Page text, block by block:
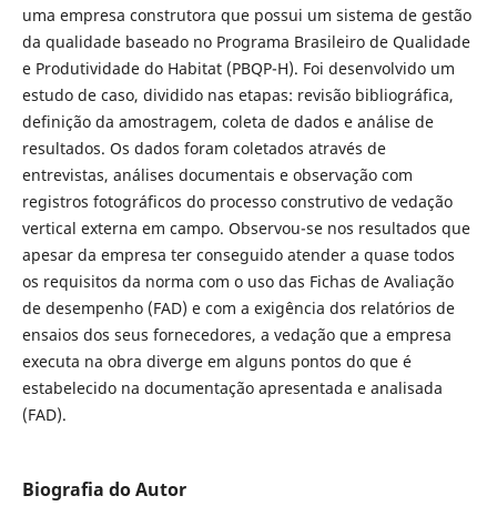
uma empresa construtora que possui um sistema de gestão
da qualidade baseado no Programa Brasileiro de Qualidade
e Produtividade do Habitat (PBQP-H). Foi desenvolvido um
estudo de caso, dividido nas etapas: revisão bibliográfica,
definição da amostragem, coleta de dados e análise de
resultados. Os dados foram coletados através de
entrevistas, análises documentais e observação com
registros fotográficos do processo construtivo de vedação
vertical externa em campo. Observou-se nos resultados que
apesar da empresa ter conseguido atender a quase todos
os requisitos da norma com o uso das Fichas de Avaliação
de desempenho (FAD) e com a exigência dos relatórios de
ensaios dos seus fornecedores, a vedação que a empresa
executa na obra diverge em alguns pontos do que é
estabelecido na documentação apresentada e analisada
(FAD).
Biografia do Autor